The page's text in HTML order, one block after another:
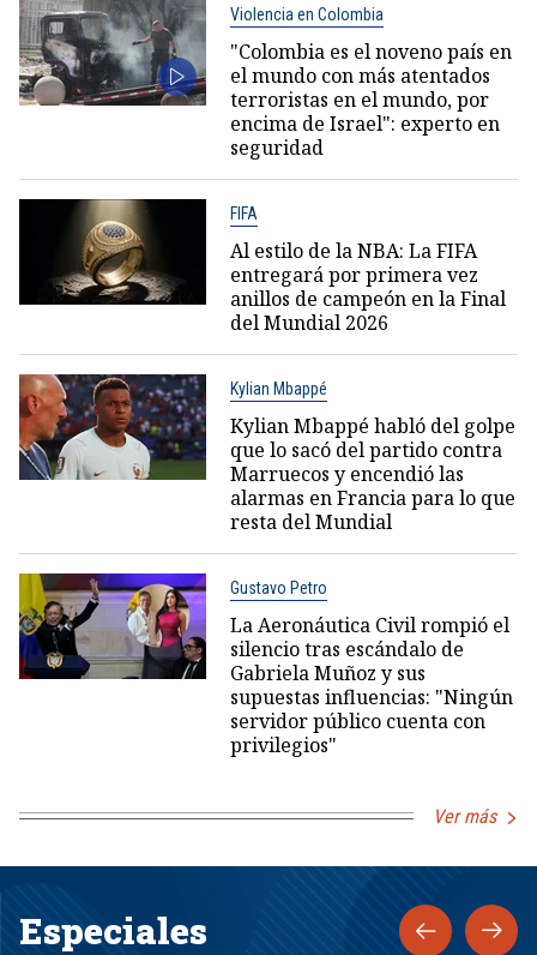
Violencia en Colombia
"Colombia es el noveno país en
el mundo con más atentados
terroristas en el mundo, por
encima de Israel": experto en
seguridad
FIFA
Al estilo de la NBA: La FIFA
entregará por primera vez
anillos de campeón en la Final
del Mundial 2026
Kylian Mbappé
Kylian Mbappé habló del golpe
que lo sacó del partido contra
Marruecos y encendió las
alarmas en Francia para lo que
resta del Mundial
Gustavo Petro
La Aeronáutica Civil rompió el
silencio tras escándalo de
Gabriela Muñoz y sus
supuestas influencias: "Ningún
servidor público cuenta con
privilegios"
Ver más
Especiales